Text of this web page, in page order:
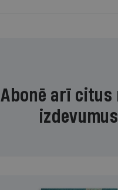
Abonē arī citus
izdevumus